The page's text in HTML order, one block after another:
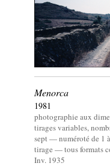
Menorca
1981
photographie aux
tirages variables,
sept — numéroté de 1
tirage — tous formats
Inv. 1935